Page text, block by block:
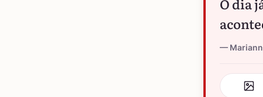
O dia